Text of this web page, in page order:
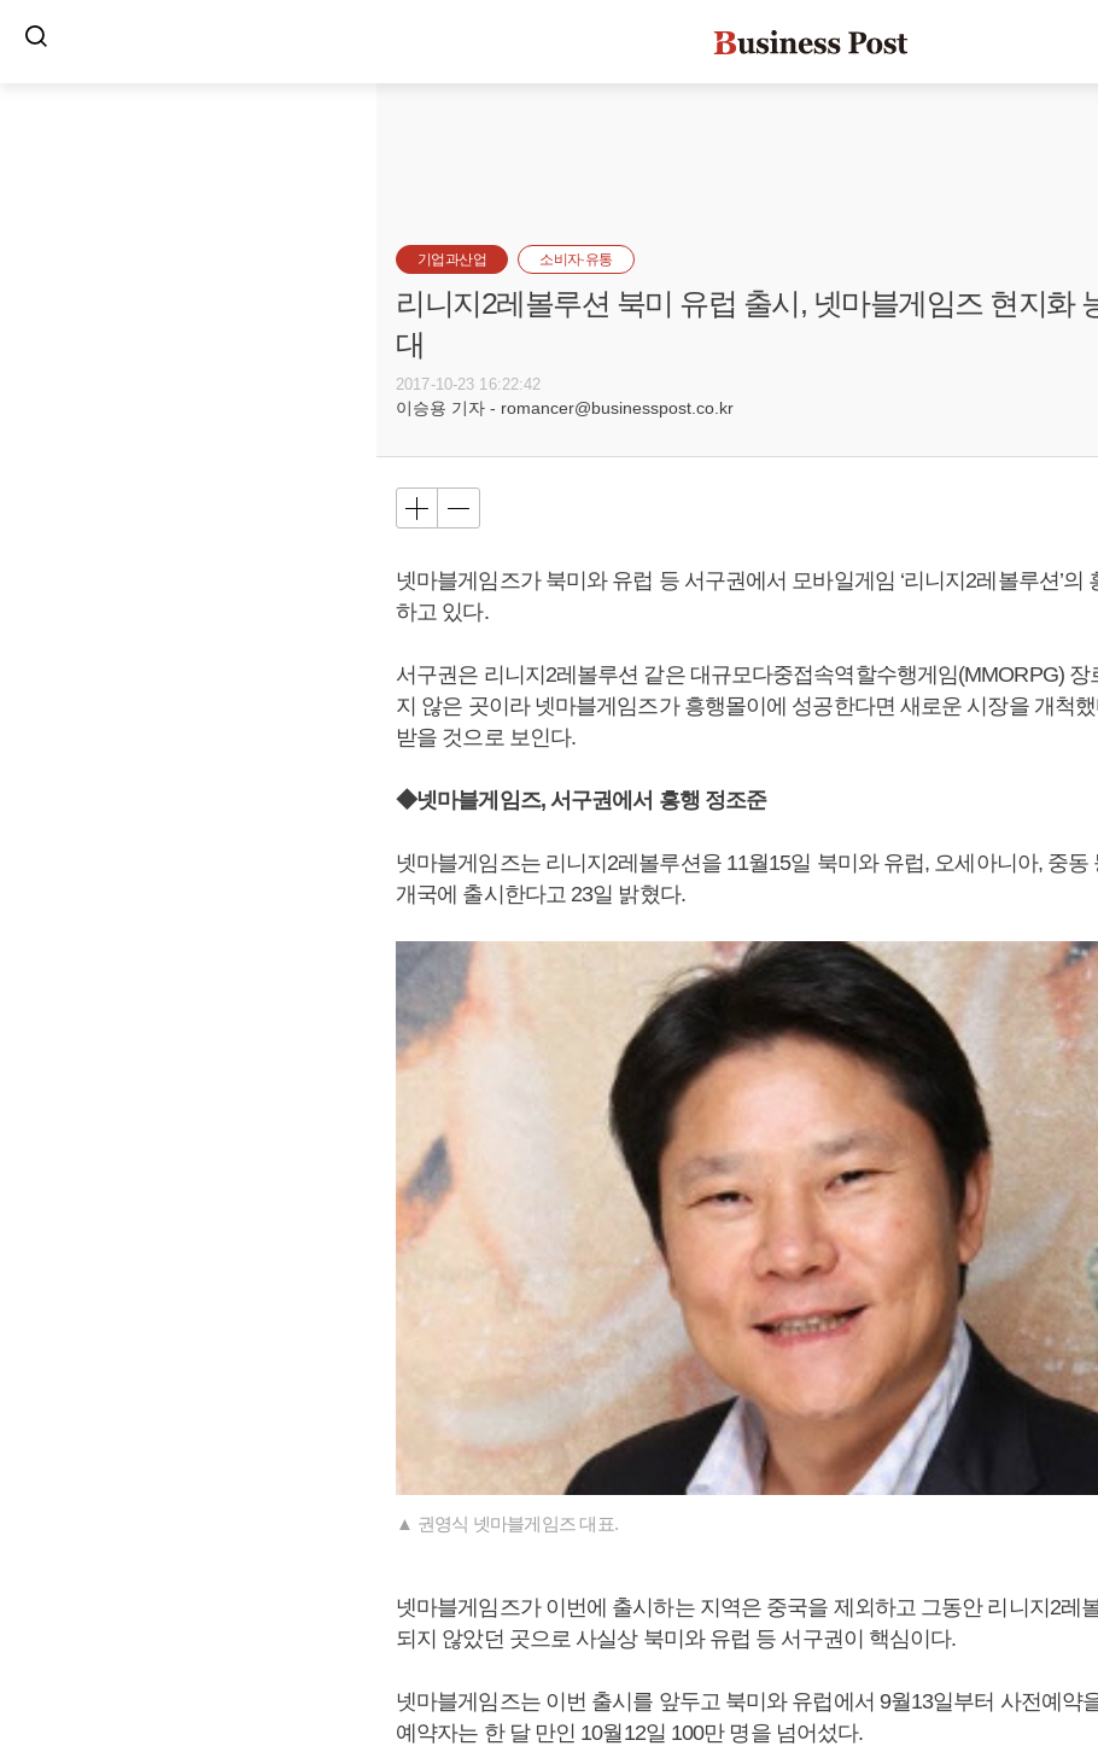
기업과산업 소비자·유통
리니지2레볼루션 북미 유럽 출시, 넷마블게임즈 현지화
대
2017-10-23 16:22:42
이승용 기자 - romancer@businesspost.co.kr
넷마블게임즈가 북미와 유럽 등 서구권에서 모바일게임 ‘리니지2레볼루션’의
하고 있다.
서구권은 리니지2레볼루션 같은 대규모다중접속역할수행게임(MMORPG) 장
지 않은 곳이라 넷마블게임즈가 흥행몰이에 성공한다면 새로운 시장을 개척
받을 것으로 보인다.
◆넷마블게임즈, 서구권에서 흥행 정조준
넷마블게임즈는 리니지2레볼루션을 11월15일 북미와 유럽, 오세아니아, 중동
개국에 출시한다고 23일 밝혔다.
▲ 권영식 넷마블게임즈 대표.
넷마블게임즈가 이번에 출시하는 지역은 중국을 제외하고 그동안 리니지2레
되지 않았던 곳으로 사실상 북미와 유럽 등 서구권이 핵심이다.
넷마블게임즈는 이번 출시를 앞두고 북미와 유럽에서 9월13일부터 사전예약
예약자는 한 달 만인 10월12일 100만 명을 넘어섰다.